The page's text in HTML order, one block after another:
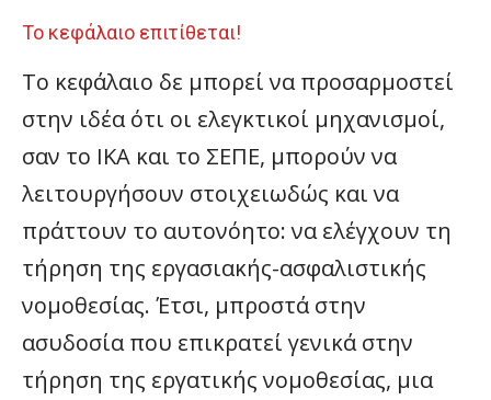
Το κεφάλαιο επιτίθεται!
Το κεφάλαιο δε μπορεί να προσαρμοστεί
στην ιδέα ότι οι ελεγκτικοί μηχανισμοί,
σαν το ΙΚΑ και το ΣΕΠΕ, μπορούν να
λειτουργήσουν στοιχειωδώς και να
πράττουν το αυτονόητο: να ελέγχουν τη
τήρηση της εργασιακής-ασφαλιστικής
νομοθεσίας. Έτσι, μπροστά στην
ασυδοσία που επικρατεί γενικά στην
τήρηση της εργατικής νομοθεσίας, μια